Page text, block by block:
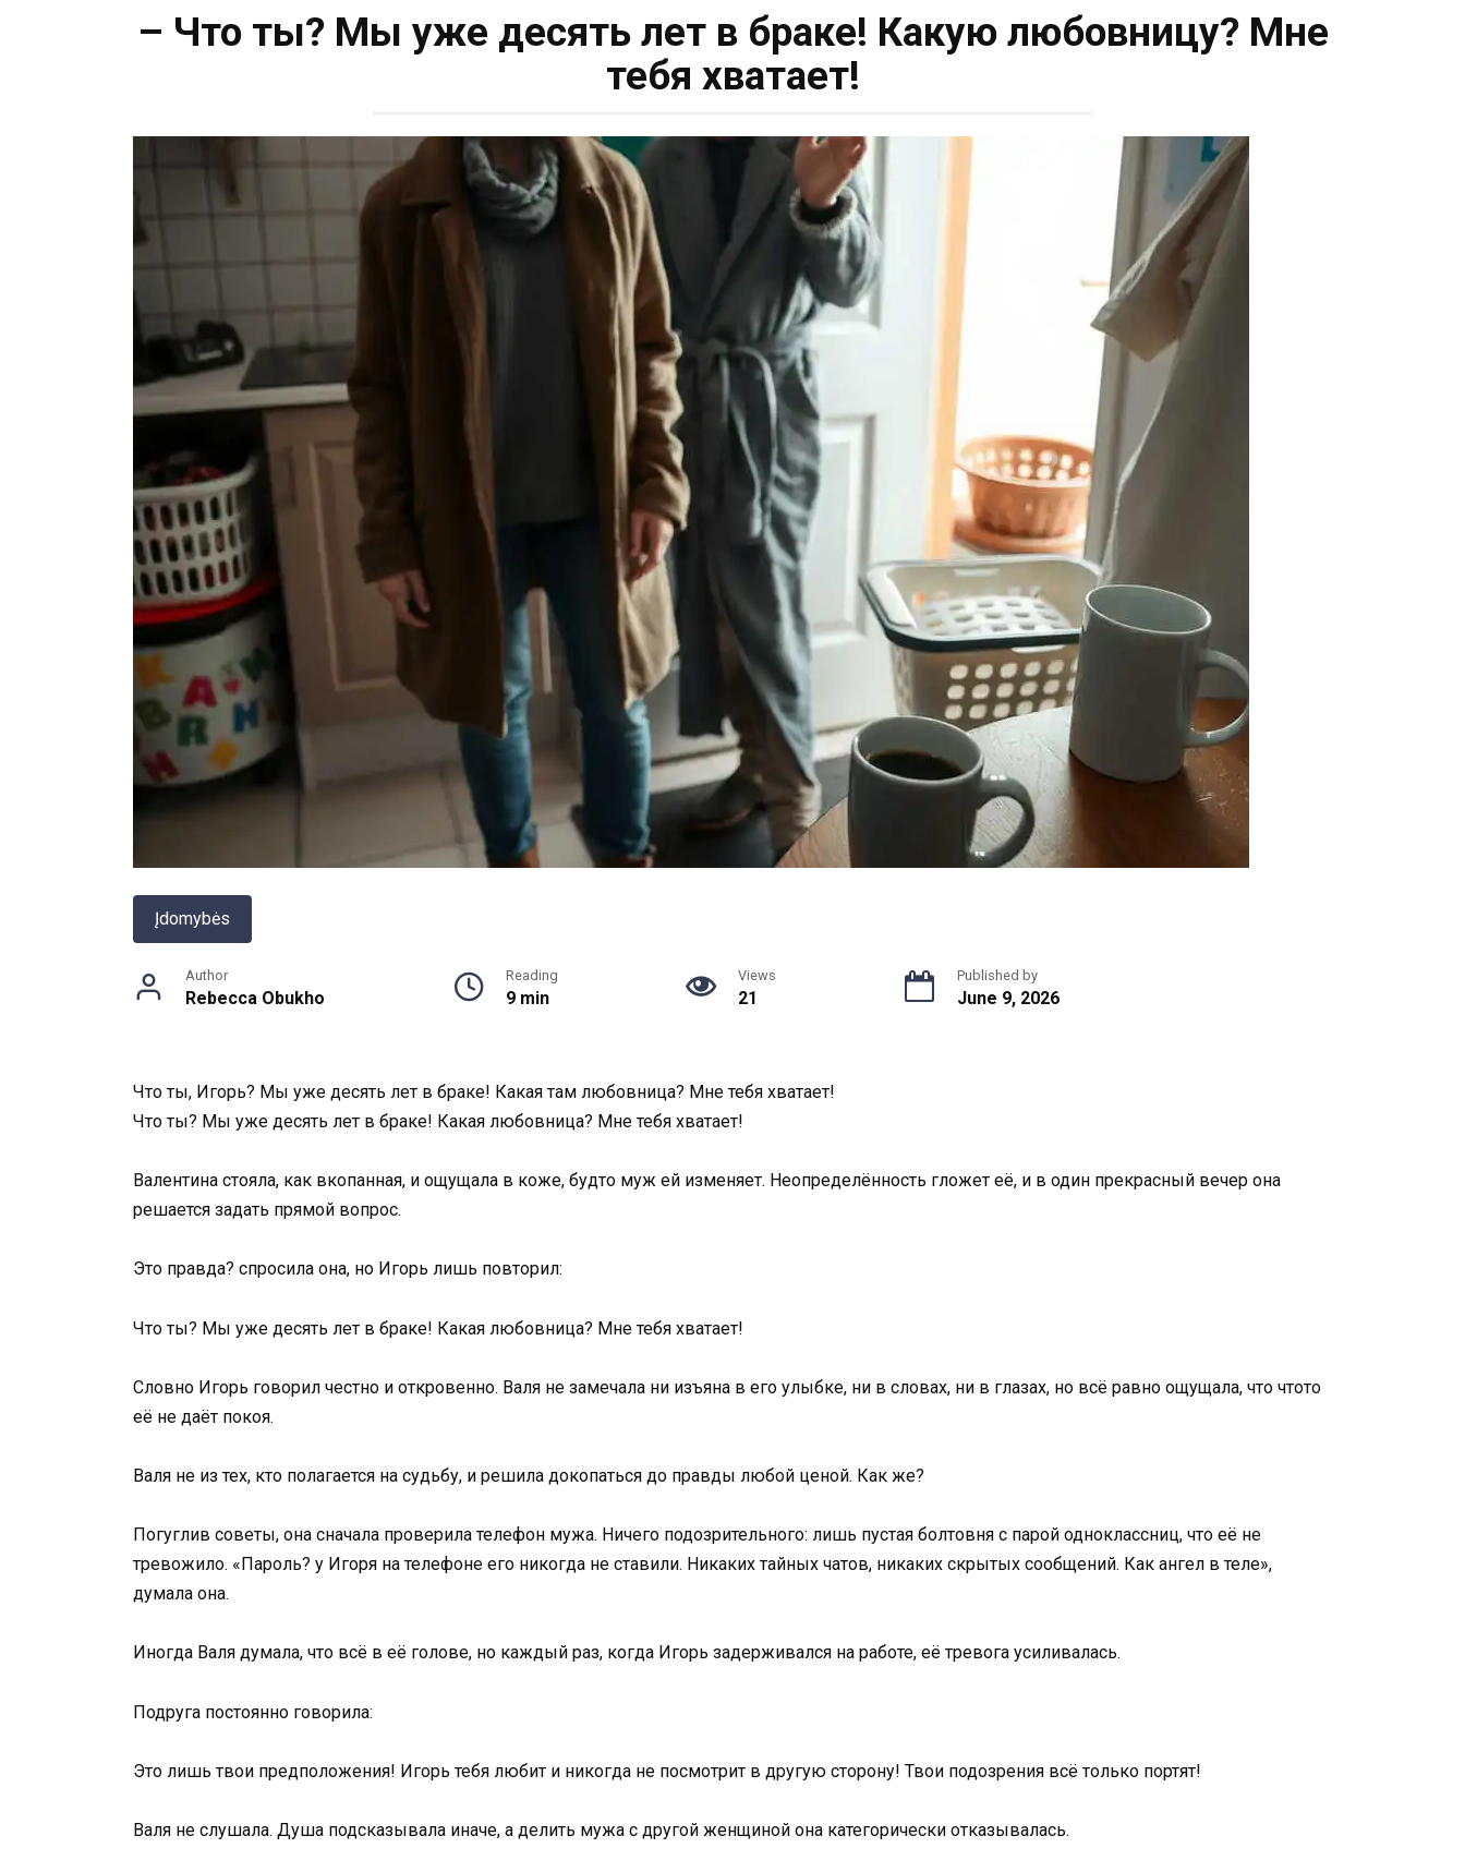
– Что ты? Мы уже десять лет в браке! Какую любовницу? Мне
тебя хватает!
Įdomybės
Author
Rebecca Obukho
Reading
9 min
Views
21
Published by
June 9, 2026
Что ты, Игорь? Мы уже десять лет в браке! Какая там любовница? Мне тебя хватает!
Что ты? Мы уже десять лет в браке! Какая любовница? Мне тебя хватает!
Валентина стояла, как вкопанная, и ощущала в коже, будто муж ей изменяет. Неопределённость гложет её, и в один прекрасный вечер она
решается задать прямой вопрос.
Это правда? спросила она, но Игорь лишь повторил:
Что ты? Мы уже десять лет в браке! Какая любовница? Мне тебя хватает!
Словно Игорь говорил честно и откровенно. Валя не замечала ни изъяна в его улыбке, ни в словах, ни в глазах, но всё равно ощущала, что чтото
её не даёт покоя.
Валя не из тех, кто полагается на судьбу, и решила докопаться до правды любой ценой. Как же?
Погуглив советы, она сначала проверила телефон мужа. Ничего подозрительного: лишь пустая болтовня с парой одноклассниц, что её не
тревожило. «Пароль? у Игоря на телефоне его никогда не ставили. Никаких тайных чатов, никаких скрытых сообщений. Как ангел в теле»,
думала она.
Иногда Валя думала, что всё в её голове, но каждый раз, когда Игорь задерживался на работе, её тревога усиливалась.
Подруга постоянно говорила:
Это лишь твои предположения! Игорь тебя любит и никогда не посмотрит в другую сторону! Твои подозрения всё только портят!
Валя не слушала. Душа подсказывала иначе, а делить мужа с другой женщиной она категорически отказывалась.